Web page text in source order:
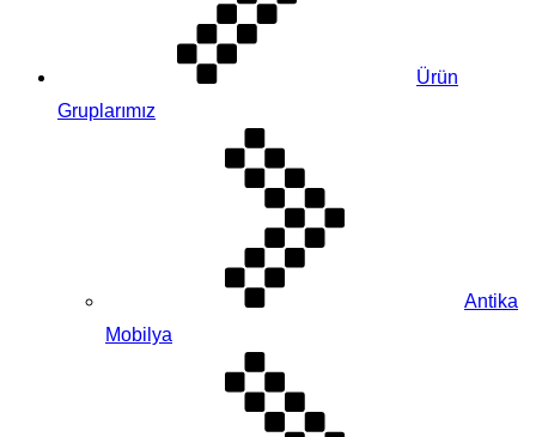
Ürün
Gruplarımız
Antika
Mobilya